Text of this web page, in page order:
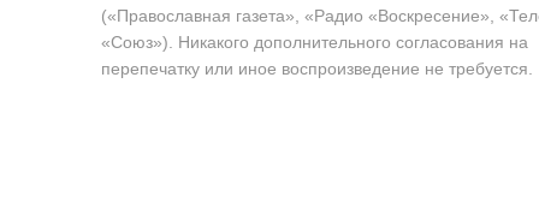
(«Православная газета», «Радио «Воскресение»,
«Союз»). Никакого дополнительного согласования на
перепечатку или иное воспроизведение не требуется.